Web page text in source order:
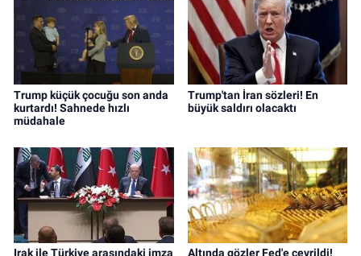
Trump küçük çocuğu son anda
kurtardı! Sahnede hızlı
müdahale
Trump'tan İran sözleri! En
büyük saldırı olacaktı
Irak ile Türkiye arasındaki imza
Altında gözler Fed'e çevrildi!